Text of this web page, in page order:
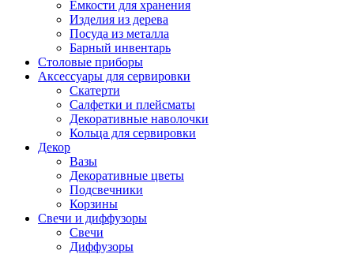
Ёмкости для хранения
Изделия из дерева
Посуда из металла
Барный инвентарь
Столовые приборы
Аксессуары для сервировки
Скатерти
Cалфетки и плейсматы
Декоративные наволочки
Кольца для сервировки
Декор
Вазы
Декоративные цветы
Подсвечники
Корзины
Свечи и диффузоры
Свечи
Диффузоры